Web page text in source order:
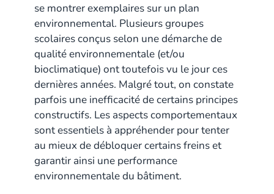
se montrer exemplaires sur un plan
environnemental. Plusieurs groupes
scolaires conçus selon une démarche de
qualité environnementale (et/ou
bioclimatique) ont toutefois vu le jour ces
dernières années. Malgré tout, on constate
parfois une inefficacité de certains principes
constructifs. Les aspects comportementaux
sont essentiels à appréhender pour tenter
au mieux de débloquer certains freins et
garantir ainsi une performance
environnementale du bâtiment.